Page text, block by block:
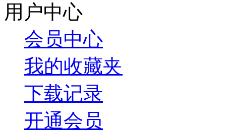
用户中心
会员中心
我的收藏夹
下载记录
开通会员